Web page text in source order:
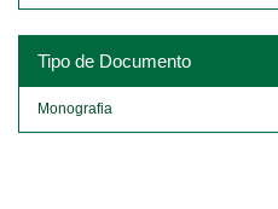
Tipo de Documento
Monografia